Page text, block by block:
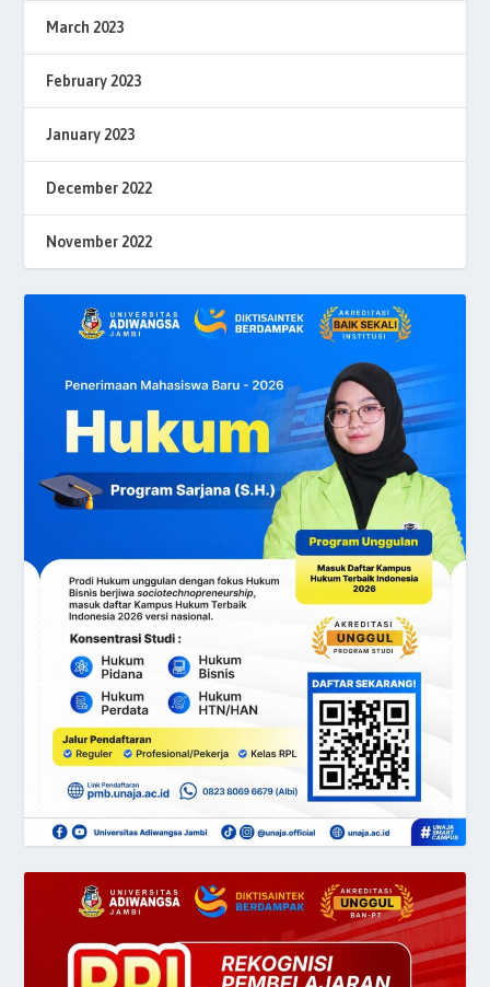
March 2023
February 2023
January 2023
December 2022
November 2022